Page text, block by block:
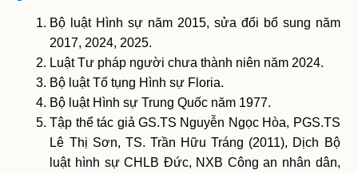
Bộ luật Hình sự năm 2015, sửa đổi bổ sung năm
2017, 2024, 2025.
Luật Tư pháp người chưa thành niên năm 2024.
Bộ luật Tố tụng Hình sự Floria.
Bộ luật Hình sự Trung Quốc năm 1977.
Tập thể tác giả GS.TS Nguyễn Ngọc Hòa, PGS.TS
Lê Thị Sơn, TS. Trần Hữu Tráng (2011), Dịch Bộ
luật hình sự CHLB Đức, NXB Công an nhân dân,